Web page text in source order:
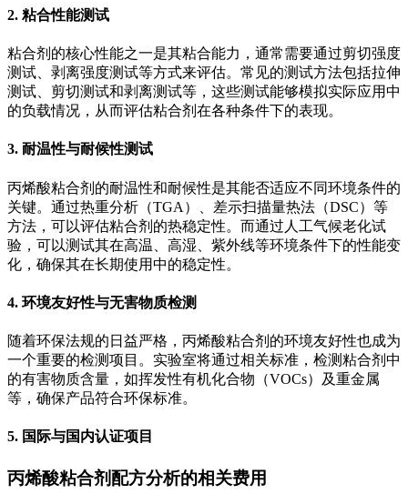
2. 粘合性能测试
粘合剂的核心性能之一是其粘合能力，通常需要通过剪切强度
测试、剥离强度测试等方式来评估。常见的测试方法包括拉伸
测试、剪切测试和剥离测试等，这些测试能够模拟实际应用中
的负载情况，从而评估粘合剂在各种条件下的表现。
3. 耐温性与耐候性测试
丙烯酸粘合剂的耐温性和耐候性是其能否适应不同环境条件的
关键。通过热重分析（TGA）、差示扫描量热法（DSC）等
方法，可以评估粘合剂的热稳定性。而通过人工气候老化试
验，可以测试其在高温、高湿、紫外线等环境条件下的性能变
化，确保其在长期使用中的稳定性。
4. 环境友好性与无害物质检测
随着环保法规的日益严格，丙烯酸粘合剂的环境友好性也成为
一个重要的检测项目。实验室将通过相关标准，检测粘合剂中
的有害物质含量，如挥发性有机化合物（VOCs）及重金属
等，确保产品符合环保标准。
5. 国际与国内认证项目
丙烯酸粘合剂配方分析的相关费用